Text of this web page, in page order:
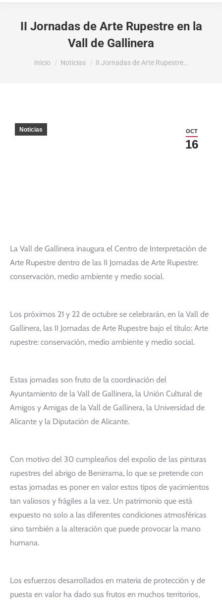
II Jornadas de Arte Rupestre en la
Vall de Gallinera
Estás aquí:
Inicio Noticias II Jornadas de Arte Rupestre…
OCT
16
Noticias
La Vall de Gallinera inaugura el Centro de Interpretación de
Arte Rupestre dentro de las II Jornadas de Arte Rupestre:
conservación, medio ambiente y medio social.
Los próximos 21 y 22 de octubre se celebrarán, en la Vall de
Gallinera, las II Jornadas de Arte Rupestre bajo el título: Arte
rupestre: conservación, medio ambiente y medio social.
Estas jornadas son fruto de la coordinación del
Ayuntamiento de la Vall de Gallinera, la Unión Cultural de
Amigos y Amigas de la Vall de Gallinera, la Universidad de
Alicante y la Diputación de Alicante.
Con motivo del 30 cumpleaños del expolio de las pinturas
rupestres del abrigo de Benirrama, lo que se pretende con
estas jornadas es poner en valor estos tipos de yacimientos
tan valiosos y frágiles a la vez. Un patrimonio que está
expuesto no solo a las diferentes condiciones atmosféricas
sino también a la alteración que puede provocar la mano
humana.
Los esfuerzos desarrollados en materia de protección y de
puesta en valor ha dado sus frutos en muchos territorios,